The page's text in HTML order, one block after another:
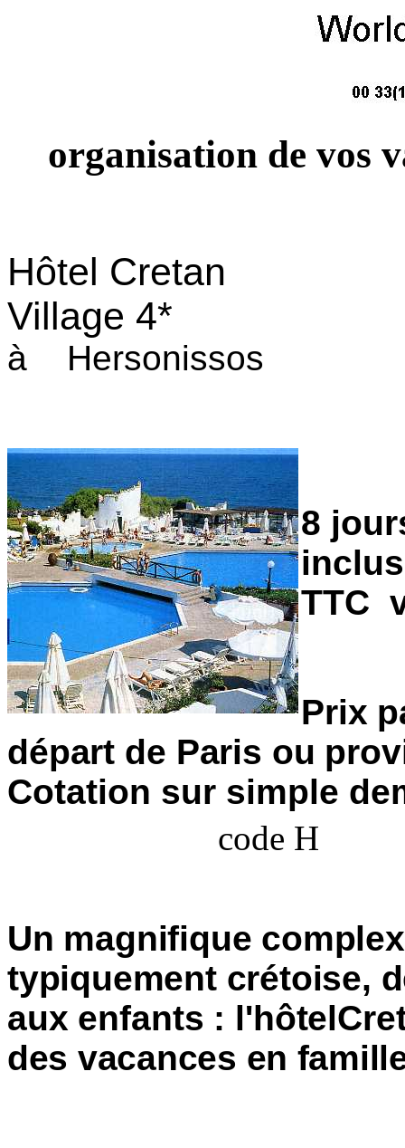
organisation de vos
Hôtel Cretan
Village 4*
à Hersonissos
8
TTC
Prix
départ de Paris ou
Cotation sur simple
code H
Un magnifique
typiquement crétoise,
aux enfants :
des vacances en